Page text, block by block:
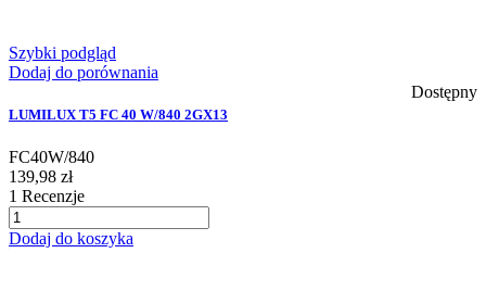
Szybki podgląd
Dodaj do porównania
Dostępny
LUMILUX T5 FC 40 W/840 2GX13
FC40W/840
139,98 zł
1 Recenzje
Dodaj do koszyka